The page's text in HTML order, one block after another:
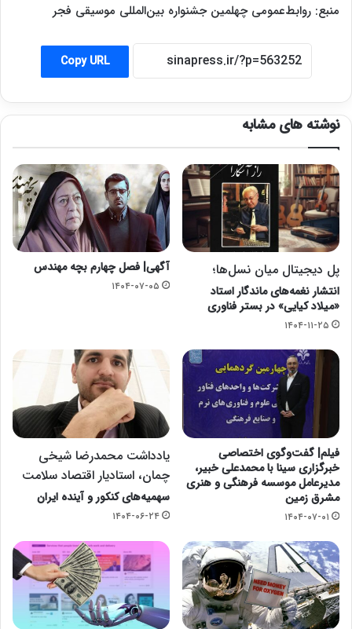
منبع: روابط‌عمومی چهلمین جشنواره بین‌المللی موسیقی فجر
Copy URL
نوشته های مشابه
پل دیجیتال میان نسل‌ها؛
انتشار نغمه‌های ماندگار استاد
«میلاد کیایی» در بستر فناوری
۱۴۰۴-۱۱-۲۵
آگهی| فصل چهارم بچه مهندس
۱۴۰۴-۰۷-۰۵
فیلم| گفت‌وگوی اختصاصی
خبرگزاری سینا با محمدعلی خبیر،
مدیرعامل موسسه فرهنگی و هنری
مشرق زمین
۱۴۰۴-۰۷-۰۱
یادداشت محمدرضا شیخی
چمان، استادیار اقتصاد سلامت
سهمیه‌های کنکور و آینده ایران
۱۴۰۴-۰۶-۲۴